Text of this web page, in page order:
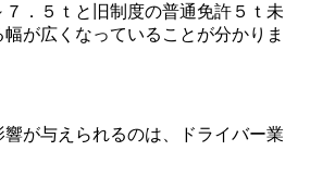
．５ｔと旧制度の普通免許５ｔ未
が広くなっていることが分かりま
が与えられるのは、ドライバー業